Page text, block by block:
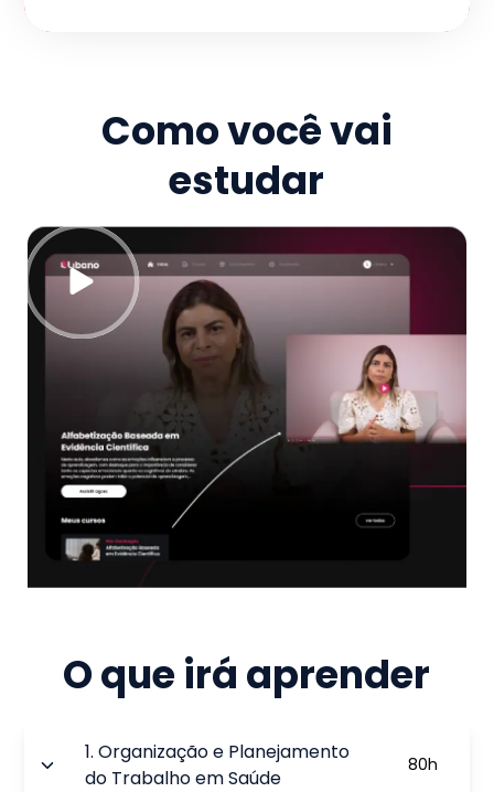
Como você vai
estudar
O que irá aprender
1.Organização e Planejamento
do Trabalho em Saúde
80h